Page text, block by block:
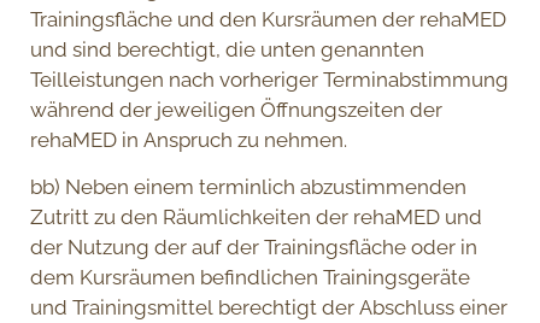
Trainingsfläche und den Kursräumen der rehaMED
und sind berechtigt, die unten genannten
Teilleistungen nach vorheriger Terminabstimmung
während der jeweiligen Öffnungszeiten der
rehaMED in Anspruch zu nehmen.
bb) Neben einem terminlich abzustimmenden
Zutritt zu den Räumlichkeiten der rehaMED und
der Nutzung der auf der Trainingsfläche oder in
dem Kursräumen befindlichen Trainingsgeräte
und Trainingsmittel berechtigt der Abschluss einer